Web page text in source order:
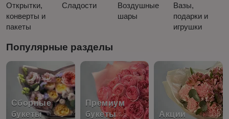
Открытки,
конверты и
пакеты
Сладости
Воздушные
шары
Вазы,
подарки и
игрушки
Популярные разделы
Сборные
букеты
Премиум
букеты
Акции